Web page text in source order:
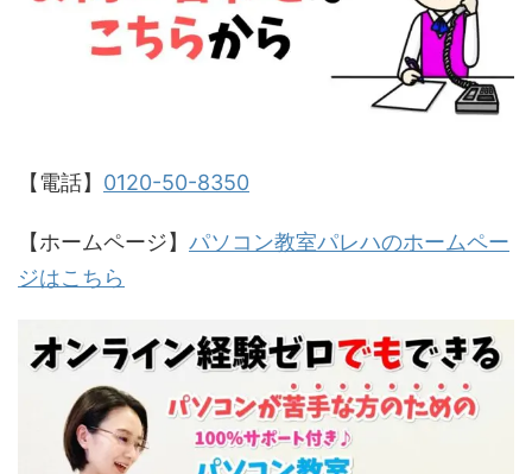
【電話】 0120-50-8350
【ホームページ】 パソコン教室パレハのホームペー
ジはこちら